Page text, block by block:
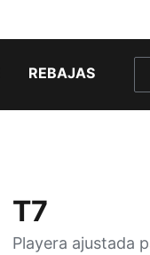
REBAJAS
T7
Playera ajustada